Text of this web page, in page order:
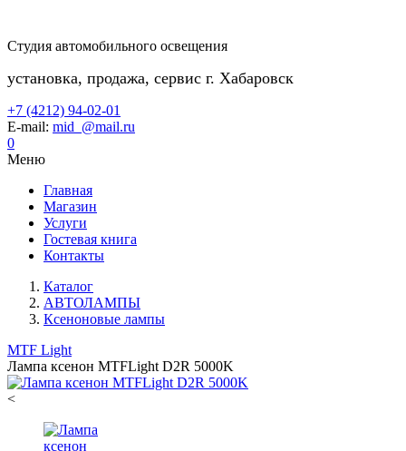
Студия автомобильного освещения
установка, продажа, сервис г. Хабаровск
+7 (4212) 94-02-01
E-mail: mid_@mail.ru
0
Меню
Главная
Магазин
Услуги
Гостевая книга
Контакты
Каталог
АВТОЛАМПЫ
Ксеноновые лампы
MTF Light
Лампа ксенон MTFLight D2R 5000K
<